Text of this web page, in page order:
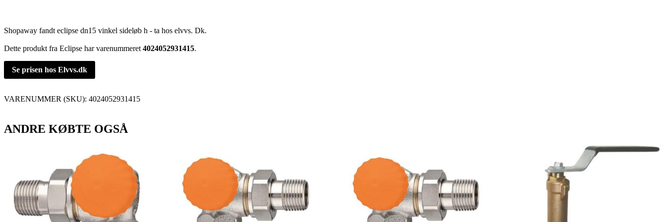
Shopaway fandt eclipse dn15 vinkel sideløb h - ta hos elvvs. Dk.
Dette produkt fra Eclipse har varenummeret 4024052931415.
Se prisen hos Elvvs.dk
VARENUMMER (SKU): 4024052931415
ANDRE KØBTE OGSÅ